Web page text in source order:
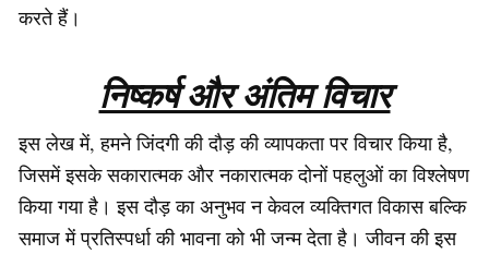
करते हैं।
निष्कर्ष और अंतिम विचार
इस लेख में, हमने जिंदगी की दौड़ की व्यापकता पर विचार किया है,
जिसमें इसके सकारात्मक और नकारात्मक दोनों पहलुओं का विश्लेषण
किया गया है। इस दौड़ का अनुभव न केवल व्यक्तिगत विकास बल्कि
समाज में प्रतिस्पर्धा की भावना को भी जन्म देता है। जीवन की इस